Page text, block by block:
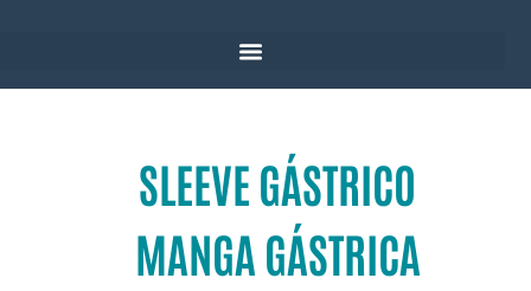
SLEEVE GÁSTRICO
MANGA GÁSTRICA